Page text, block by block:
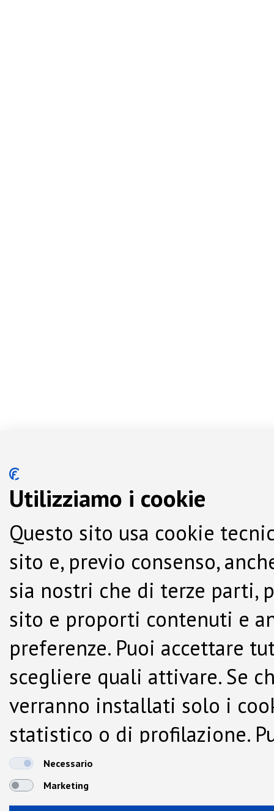
Utilizziamo i cookie
Questo sito usa cookie
sito e, previo consenso,
sia nostri che di terze parti,
sito e proporti contenuti e
preferenze. Puoi accettare
scegliere quali attivare. Se
verranno installati solo i
statistico o di profilazione.
dalla Cookie Policy.
Necessario
Marketing